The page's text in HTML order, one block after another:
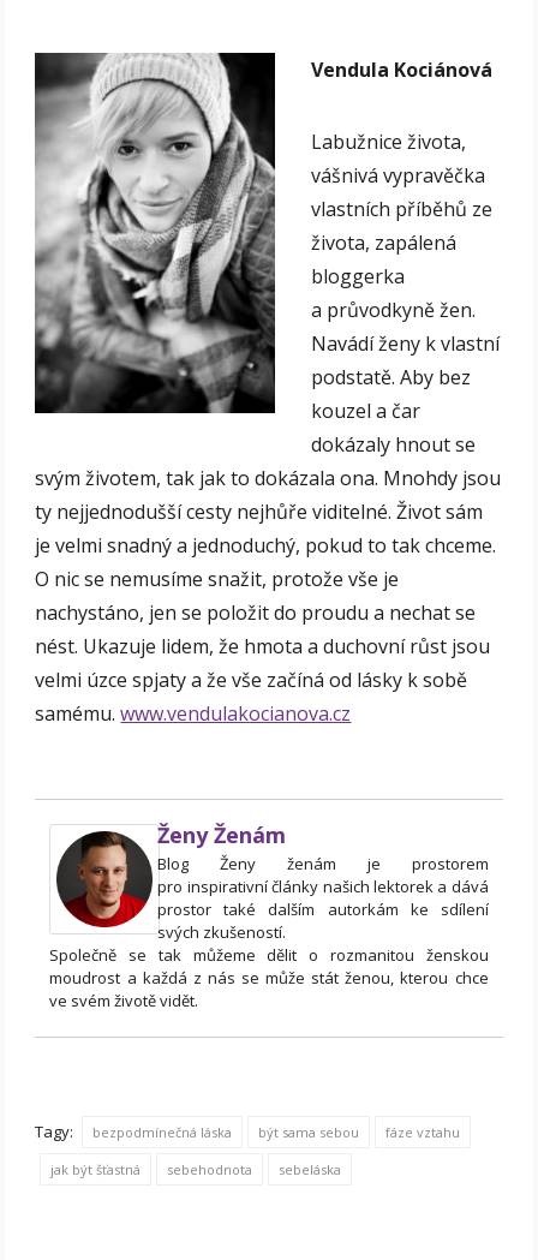
Vendula Kociánová
Labužnice života,
vášnivá vypravěčka
vlastních příběhů ze
života, zapálená
bloggerka
a průvodkyně žen.
Navádí ženy k vlastní
podstatě. Aby bez
kouzel a čar
dokázaly hnout se
svým životem, tak jak to dokázala ona. Mnohdy jsou
ty nejjednodušší cesty nejhůře viditelné. Život sám
je velmi snadný a jednoduchý, pokud to tak chceme.
O nic se nemusíme snažit, protože vše je
nachystáno, jen se položit do proudu a nechat se
nést. Ukazuje lidem, že hmota a duchovní růst jsou
velmi úzce spjaty a že vše začíná od lásky k sobě
samému.www.vendulakocianova.cz
Ženy Ženám
Blog Ženy ženám je prostorem
pro inspirativní články našich lektorek a dává
prostor také dalším autorkám ke sdílení
svých zkušeností.
Společně se tak můžeme dělit o rozmanitou ženskou
moudrost a každá z nás se může stát ženou, kterou chce
ve svém životě vidět.
Tagy: bezpodmínečná láska být sama sebou fáze vztahu
jak být šťastná sebehodnota sebeláska